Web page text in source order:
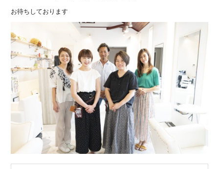
お待ちしております